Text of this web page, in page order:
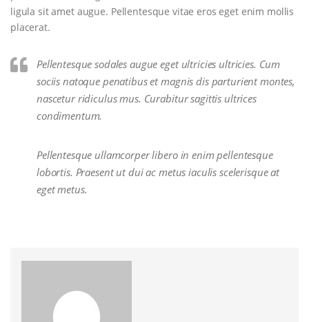
ligula sit amet augue. Pellentesque vitae eros eget enim mollis
placerat.
Pellentesque sodales augue eget ultricies ultricies. Cum
sociis natoque penatibus et magnis dis parturient montes,
nascetur ridiculus mus. Curabitur sagittis ultrices
condimentum.
Pellentesque ullamcorper libero in enim pellentesque
lobortis. Praesent ut dui ac metus iaculis scelerisque at
eget metus.